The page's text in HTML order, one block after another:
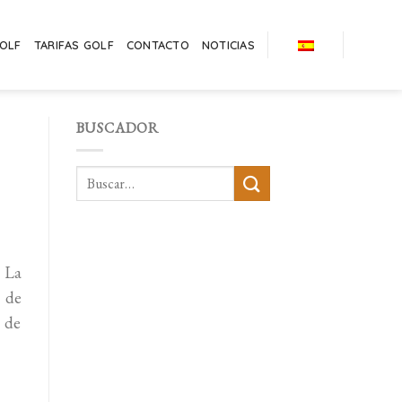
TARIFAS GOLF CONTACTO NOTICIAS
BUSCADOR